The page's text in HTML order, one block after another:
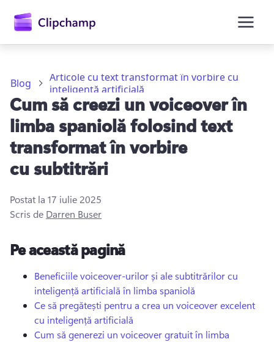
principal
Încercați gratuit
Blog
Articole cu text transformat în vorbire cu
inteligență artificială
Cum să creezi un voiceover în
limba spaniolă folosind text
transformat în vorbire
cu subtitrări
Postat la 17 iulie 2025
Scris de Darren Buser
Pe această pagină
Beneficiile voiceover-urilor și ale subtitrărilor cu
inteligență artificială în limba spaniolă
Ce să pregătești pentru a crea un voiceover excelent
cu inteligență artificială
Cum să generezi un voiceover gratuit în limba